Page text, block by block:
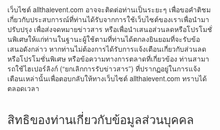
เว็บไซต์ allthaievent.com อาจจะติดต่อท่านเป็นระยะๆ เพื่อขอคำติชม
เกี่ยวกับประสบการณ์ที่ท่านได้รับจากการใช้เว็บไซต์ของเราเพื่อนำมา
ปรับปรุง เพื่อส่งจดหมายข่าวสาร หรือเพื่อนำเสนอส่วนลดหรือโปรโมชั่
นพิเศษให้แก่ท่านในฐานะผู้ใช้ตามที่ท่านได้ตกลงยินยอมที่จะรับข้อ
เสนอดังกล่าว หากท่านไม่ต้องการได้รับการแจ้งเตือนเกี่ยวกับส่วนลด
หรือโปรโมชั่นพิเศษ หรือข้อความทางการตลาดที่เกี่ยวข้อง ท่านสามา
รถใช้ไฮเปอร์ลิงก์ (“ยกเลิกการรับข่าวสาร”) ที่ปรากฏอยู่ในการแจ้ง
เตือนเหล่านั้นเพื่อตอบกลับให้ทางเว็บไซต์ allthaievent.com ทราบได้
ตลอดเวลา
สิทธิของท่านเกี่ยวกับข้อมูลส่วนบุคคล